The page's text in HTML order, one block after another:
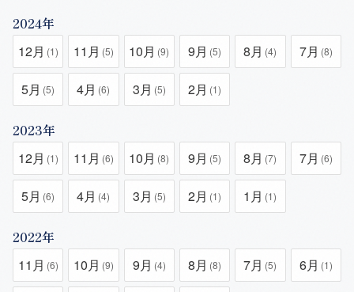
2024年
12月 (1) 11月 (5) 10月 (9) 9月 (5) 8月 (4) 7月 (8)
5月 (5) 4月 (6) 3月 (5) 2月 (1)
2023年
12月 (1) 11月 (6) 10月 (8) 9月 (5) 8月 (7) 7月 (6)
5月 (6) 4月 (4) 3月 (5) 2月 (1) 1月 (1)
2022年
11月 (6) 10月 (9) 9月 (4) 8月 (8) 7月 (5) 6月 (1)